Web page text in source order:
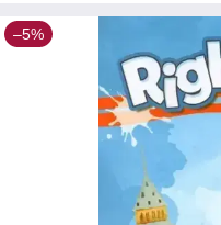
–5%